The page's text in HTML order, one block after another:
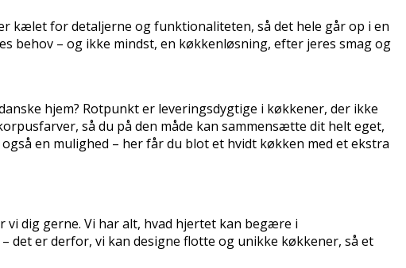
kælet for detaljerne og funktionaliteten, så det hele går op i en
behov – og ikke mindst, en køkkenløsning, efter jeres smag og
hjem? Rotpunkt er leveringsdygtige i køkkener, der ikke
så du på den måde kan sammensætte dit helt eget,
en mulighed – her får du blot et hvidt køkken med et ekstra
dig gerne. Vi har alt, hvad hjertet kan begære i
det er derfor, vi kan designe flotte og unikke køkkener, så et